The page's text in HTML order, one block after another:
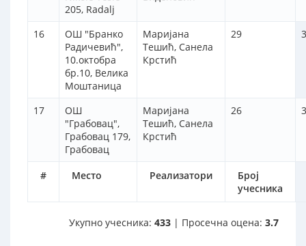
# Место Реализатори
Број
учесника
205, Radalj
16
ОШ "Бранко
Радичевић",
10.октобра
бр.10, Велика
Моштаница
Маријана
Тешић, Санела
Крстић
29
17
ОШ
"Грабовац",
Грабовац 179,
Грабовац
Маријана
Тешић, Санела
Крстић
26
Укупно учесника: 433 | Просечна оцена: 3.7